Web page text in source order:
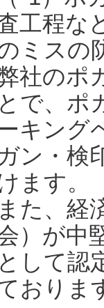
工程な
ミスの
社のポ
とで、ポ
キング
ガン・検
ます。
また、経
）が中
として認
おりま